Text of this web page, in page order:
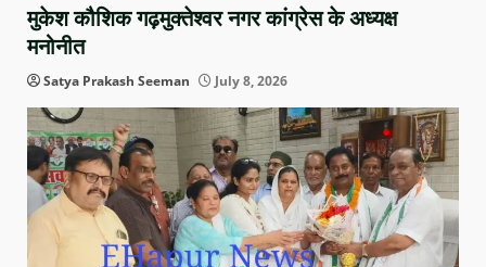
मुकेश कौशिक गढ़मुक्तेश्वर नगर कांग्रेस के अध्यक्ष
मनोनीत
Satya Prakash Seeman July 8, 2026